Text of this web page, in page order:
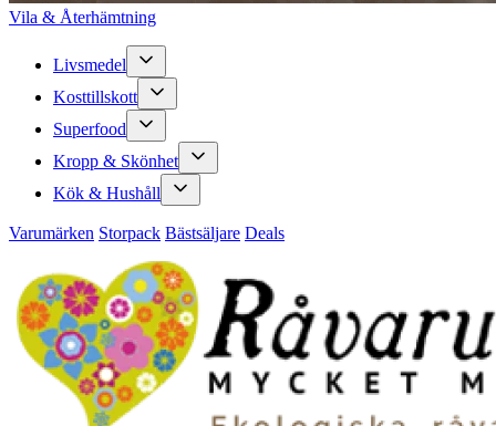
Vila & Återhämtning
Livsmedel
Kosttillskott
Superfood
Kropp & Skönhet
Kök & Hushåll
Varumärken Storpack Bästsäljare Deals